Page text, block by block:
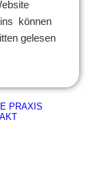
können
gelesen
PRAXIS